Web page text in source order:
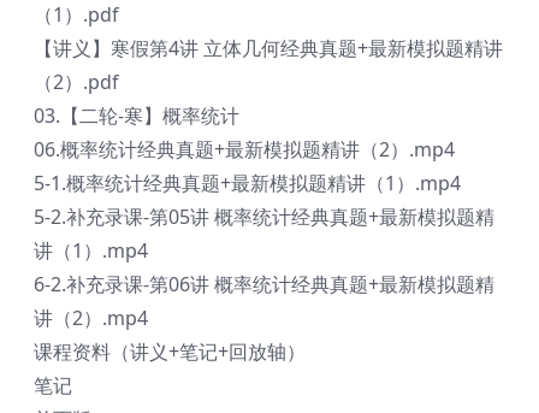
（1）.pdf
【讲义】寒假第4讲 立体几何经典真题+最新模拟题精讲
（2）.pdf
03.【二轮-寒】概率统计
06.概率统计经典真题+最新模拟题精讲（2）.mp4
5-1.概率统计经典真题+最新模拟题精讲（1）.mp4
5-2.补充录课-第05讲 概率统计经典真题+最新模拟题精
讲（1）.mp4
6-2.补充录课-第06讲 概率统计经典真题+最新模拟题精
讲（2）.mp4
课程资料（讲义+笔记+回放轴）
笔记